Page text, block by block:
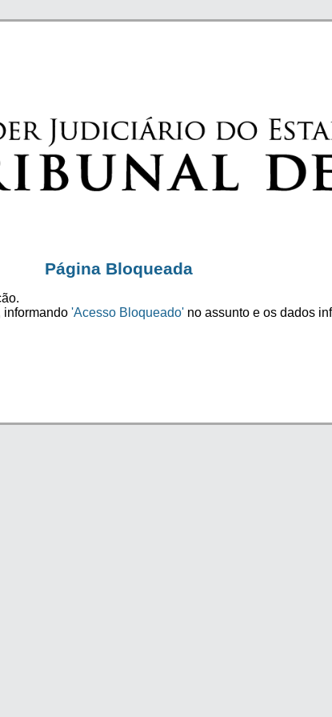
Página Bloqueada
informando 'Acesso Bloqueado' no assunto e os dados